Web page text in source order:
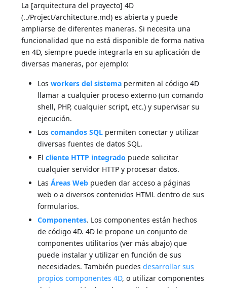
La [arquitectura del proyecto] 4D
(../Project/architecture.md) es abierta y puede
ampliarse de diferentes maneras. Si necesita una
funcionalidad que no está disponible de forma nativa
en 4D, siempre puede integrarla en su aplicación de
diversas maneras, por ejemplo:
Losworkers del sistema permiten al código 4D
llamar a cualquier proceso externo (un comando
shell, PHP, cualquier script, etc.) y supervisar su
ejecución.
Loscomandos SQL permiten conectar y utilizar
diversas fuentes de datos SQL.
Elcliente HTTP integrado puede solicitar
cualquier servidor HTTP y procesar datos.
LasÁreas Web pueden dar acceso a páginas
web o a diversos contenidos HTML dentro de sus
formularios.
Componentes. Los componentes están hechos
de código 4D. 4D le propone un conjunto de
componentes utilitarios (ver más abajo) que
puede instalar y utilizar en función de sus
necesidades. También puedesdesarrollar sus
propios componentes 4D, o utilizar componentes